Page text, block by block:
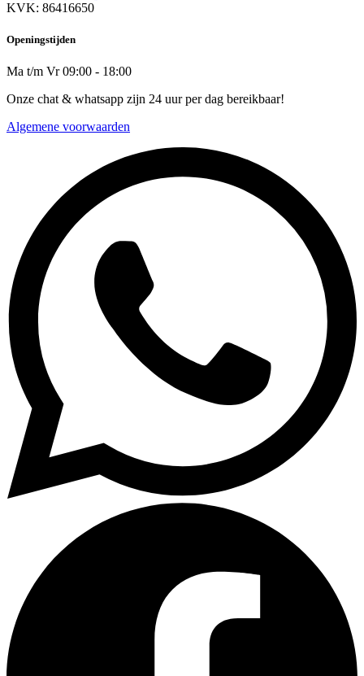
KVK: 86416650
Openingstijden
Ma t/m Vr 09:00 - 18:00
Onze chat & whatsapp zijn 24 uur per dag bereikbaar!
Algemene voorwaarden